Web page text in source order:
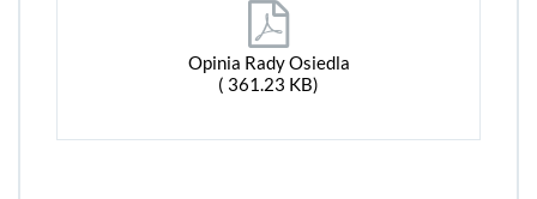
Opinia Rady Osiedla
( 361.23 KB)